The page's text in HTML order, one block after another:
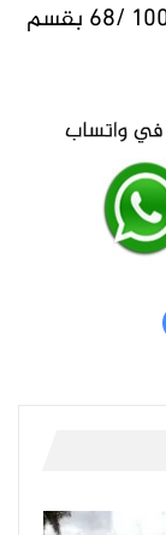
الإجراءات القانونية اللازمة تحت المواد 100 /68 بقسم